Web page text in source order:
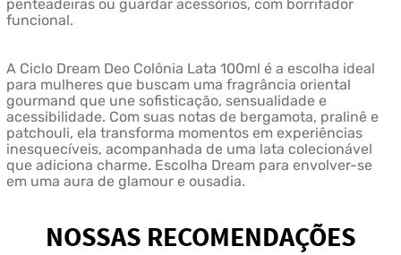
penteadeiras ou guardar acessórios, com borrifador
funcional.
A Ciclo Dream Deo Colônia Lata 100ml é a escolha ideal
para mulheres que buscam uma fragrância oriental
gourmand que une sofisticação, sensualidade e
acessibilidade. Com suas notas de bergamota, pralinê e
patchouli, ela transforma momentos em experiências
inesquecíveis, acompanhada de uma lata colecionável
que adiciona charme. Escolha Dream para envolver-se
em uma aura de glamour e ousadia.
NOSSAS RECOMENDAÇÕES